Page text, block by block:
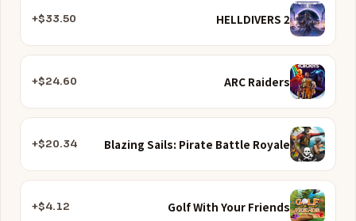
HELLDIVERS 2
$33.50+
ARC Raiders
$24.60+
Blazing Sails: Pirate Battle Royale
$20.34+
Golf With Your Friends
$4.12+